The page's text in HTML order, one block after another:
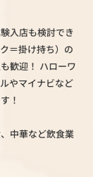
入店も検討でき
＝掛け持ち）の
歓迎！ ハローワ
やマイナビなど
！
中華など飲食業